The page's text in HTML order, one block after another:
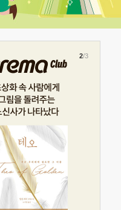
2/3